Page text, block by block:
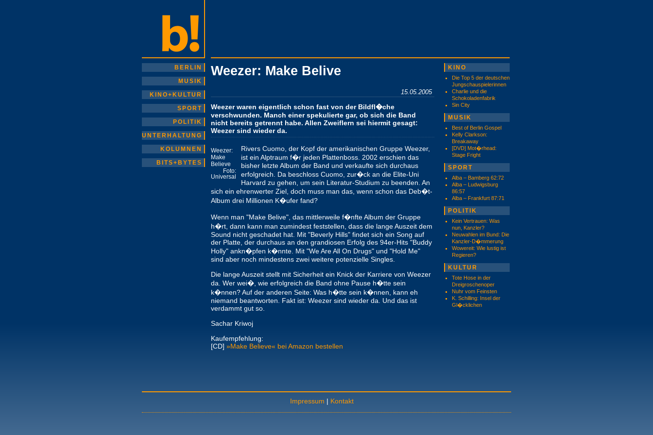
BERLIN
MUSIK
KINO+KULTUR
SPORT
POLITIK
UNTERHALTUNG
KOLUMNEN
BITS+BYTES
Weezer: Make Belive
15.05.2005
Weezer waren eigentlich schon fast von der Bildfl�che
verschwunden. Manch einer spekulierte gar, ob sich die Band
nicht bereits getrennt habe. Allen Zweiflern sei hiermit gesagt:
Weezer sind wieder da.
Weezer:
Make
Believe
Foto:
Universal
Rivers Cuomo, der Kopf der amerikanischen Gruppe Weezer,
ist ein Alptraum f�r jeden Plattenboss. 2002 erschien das
bisher letzte Album der Band und verkaufte sich durchaus
erfolgreich. Da beschloss Cuomo, zur�ck an die Elite-Uni
Harvard zu gehen, um sein Literatur-Studium zu beenden. An
sich ein ehrenwerter Ziel, doch muss man das, wenn schon das Deb�t-
Album drei Millionen K�ufer fand?
Wenn man "Make Belive", das mittlerweile f�nfte Album der Gruppe
h�rt, dann kann man zumindest feststellen, dass die lange Auszeit dem
Sound nicht geschadet hat. Mit "Beverly Hills" findet sich ein Song auf
der Platte, der durchaus an den grandiosen Erfolg des 94er-Hits "Buddy
Holly" ankn�pfen k�nnte. Mit "We Are All On Drugs" und "Hold Me"
sind aber noch mindestens zwei weitere potenzielle Singles.
Die lange Auszeit stellt mit Sicherheit ein Knick der Karriere von Weezer
da. Wer wei�, wie erfolgreich die Band ohne Pause h�tte sein
k�nnen? Auf der anderen Seite: Was h�tte sein k�nnen, kann eh
niemand beantworten. Fakt ist: Weezer sind wieder da. Und das ist
verdammt gut so.
Sachar Kriwoj
Kaufempfehlung:
[CD] »Make Believe« bei Amazon bestellen
KINO
Die Top 5 der deutschen
Jungschauspielerinnen
Charlie und die
Schokoladenfabrik
Sin City
MUSIK
Best of Berlin Gospel
Kelly Clarkson:
Breakaway
[DVD] Mot�rhead:
Stage Fright
SPORT
Alba – Bamberg 62:72
Alba – Ludwigsburg
86:57
Alba – Frankfurt 87:71
POLITIK
Kein Vertrauen: Was
nun, Kanzler?
Neuwahlen im Bund: Die
Kanzler-D�mmerung
Wowereit: Wie lustig ist
Regieren?
KULTUR
Tote Hose in der
Dreigroschenoper
Nuhr vom Feinsten
K. Schilling: Insel der
Gl�cklichen
Impressum | Kontakt